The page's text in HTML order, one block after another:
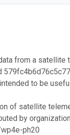
from a satellite
to be
of satellite
by
ph20